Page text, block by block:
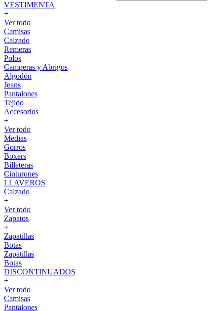
VESTIMENTA
+
Ver todo
Camisas
Calzado
Remeras
Polos
Camperas y Abrigos
Algodón
Jeans
Pantalones
Tejido
Accesorios
+
Ver todo
Medias
Gorros
Boxers
Billeteras
Cinturones
LLAVEROS
Calzado
+
Ver todo
Zapatos
+
Zapatillas
Botas
Zapatillas
Botas
DISCONTINUADOS
+
Ver todo
Camisas
Pantalones